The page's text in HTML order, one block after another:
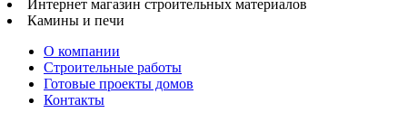
Интернет магазин строительных материалов
Камины и печи
О компании
Строительные работы
Готовые проекты домов
Контакты